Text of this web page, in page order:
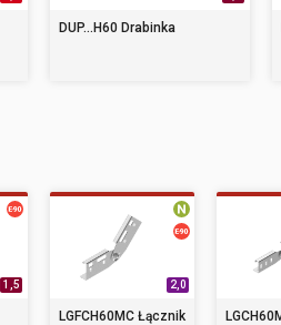
DUP...H60 Drabinka
1,5 2,0
LGFCH60MC Łącznik